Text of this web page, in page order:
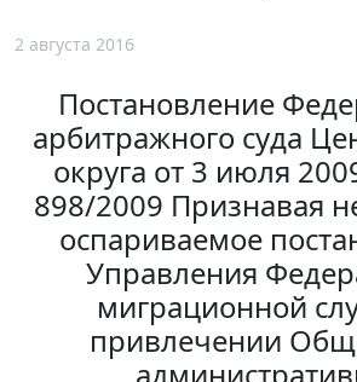
2 августа 2016
Постановление
арбитражного суда
округа от 3 июля
898/2009 Признавая
оспариваемое
Управления
миграционной
привлечении